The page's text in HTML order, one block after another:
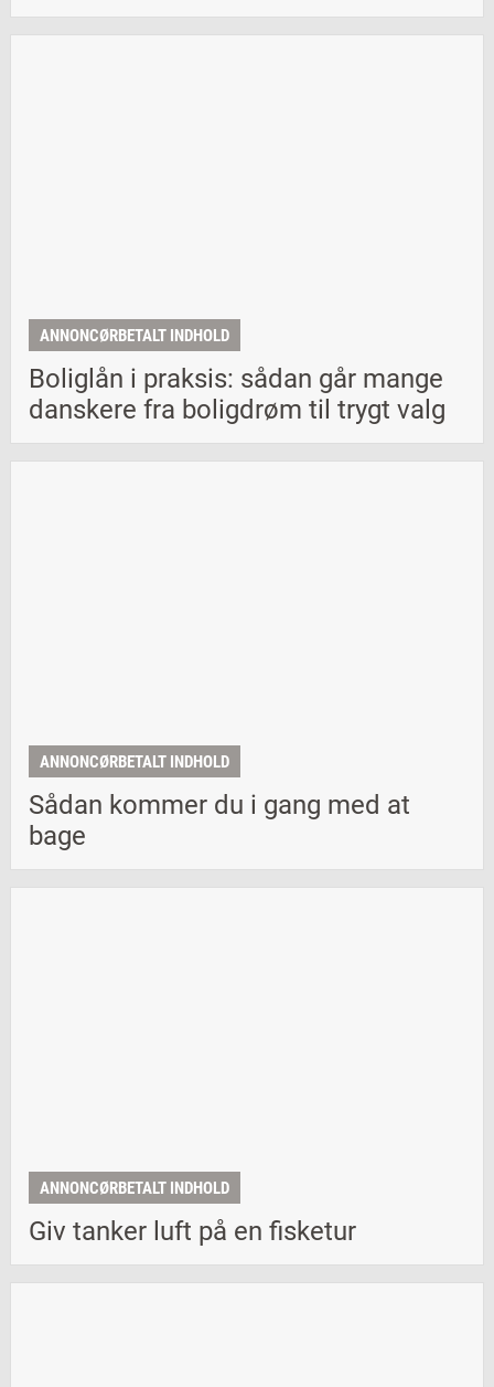
ANNONCØRBETALT INDHOLD
Boliglån i praksis: sådan går mange
danskere fra boligdrøm til trygt valg
ANNONCØRBETALT INDHOLD
Sådan kommer du i gang med at
bage
ANNONCØRBETALT INDHOLD
Giv tanker luft på en fisketur